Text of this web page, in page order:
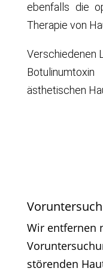
ebenfalls die
Therapie von
Verschiedenen
ästhetischen
Wir entfernen
störenden